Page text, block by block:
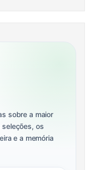
sobre a maior
os
e a memória